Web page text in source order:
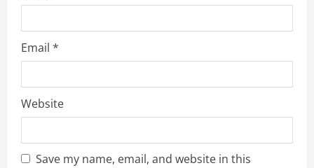
Email *
Website
Save my name, email, and website in this